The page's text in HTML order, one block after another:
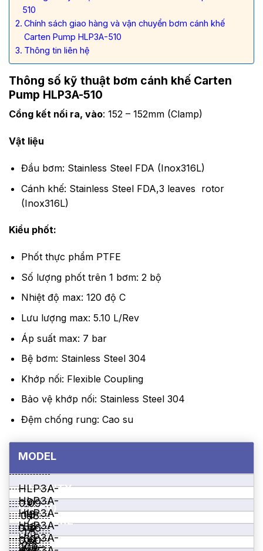
510
Chính sách giao hàng và vận chuyển bơm cánh khế
Carten Pump HLP3A-510
Thông tin liên hệ
Thông số kỹ thuật bơm cánh khế Carten
Pump HLP3A-510
Cổng kết nối ra, vào: 152 – 152mm (Clamp)
Vật liệu
Đầu bơm: Stainless Steel FDA (Inox316L)
Cánh khế: Stainless Steel FDA,3 leaves rotor
(Inox316L)
Kiểu phốt:
Phốt thực phẩm PTFE
Số lượng phốt trên 1 bơm: 2 bộ
Nhiệt độ max: 120 độ C
Lưu lượng max: 5.10 L/Rev
Áp suất max: 7 bar
Bệ bơm: Stainless Steel 304
Khớp nối: Flexible Coupling
Bảo vệ khớp nối: Stainless Steel 304
Đệm chống rung: Cao su
MODEL
CAPACITY
(L/REV)
PRESSURE
(BAR)
HLP3A-
9
0.09
7
1.5
200-
HLP3A-
18
0.18
7
2.2
HLP3A-
36
0.36
7
HLP3A-
60
0.60
HLP3A-